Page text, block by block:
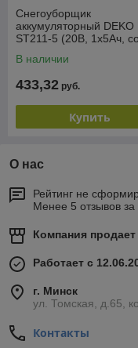
Снегоуборщик
аккумуляторный DEKO
ST211-5 (20В, 1х5Ач,
254/160мм, 6м)
В наличии
433,32 руб.
Купить
О нас
Рейтинг не
Менее 5 отзывов за
Компания продает
Работает с
г. Минск
ул. Томская, д.65,
Контакты